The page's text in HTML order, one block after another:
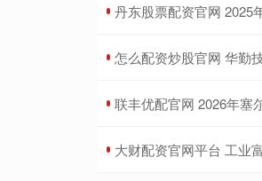
丹东股票配资官网 2025年6月20日宁
怎么配资炒股官网 华勤技术新设
联丰优配官网 2026年塞尔维亚贝
大财配资官网平台 工业富联二季度净利